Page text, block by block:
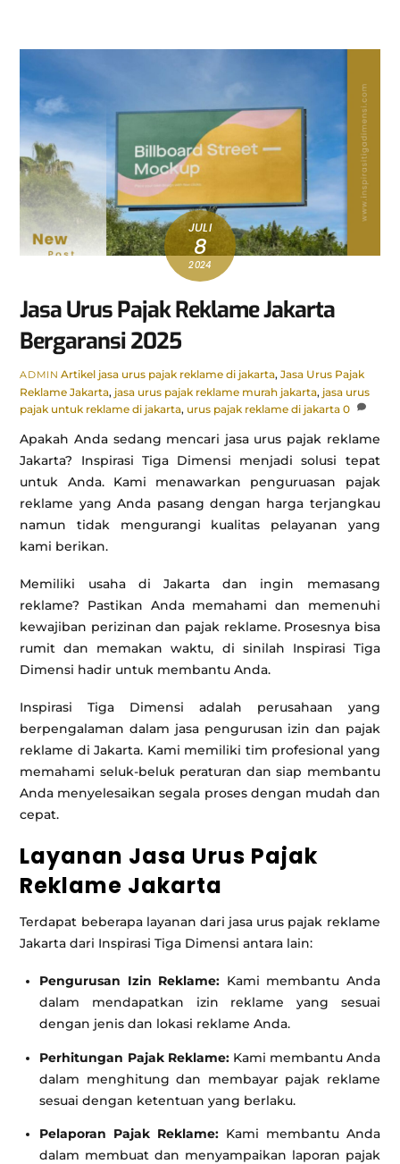
JULI
8
2024
Jasa Urus Pajak Reklame Jakarta
Bergaransi 2025
ADMIN Artikel jasa urus pajak reklame di jakarta,Jasa Urus Pajak
Reklame Jakarta, jasa urus pajak reklame murah jakarta, jasa urus
pajak untuk reklame di jakarta, urus pajak reklame di jakarta 0
Apakah Anda sedang mencari jasa urus pajak reklame
Jakarta? Inspirasi Tiga Dimensi menjadi solusi tepat
untuk Anda. Kami menawarkan penguruasan pajak
reklame yang Anda pasang dengan harga terjangkau
namun tidak mengurangi kualitas pelayanan yang
kami berikan.
Memiliki usaha di Jakarta dan ingin memasang
reklame? Pastikan Anda memahami dan memenuhi
kewajiban perizinan dan pajak reklame. Prosesnya bisa
rumit dan memakan waktu, di sinilah Inspirasi Tiga
Dimensi hadir untuk membantu Anda.
Inspirasi Tiga Dimensi adalah perusahaan yang
berpengalaman dalam jasa pengurusan izin dan pajak
reklame di Jakarta. Kami memiliki tim profesional yang
memahami seluk-beluk peraturan dan siap membantu
Anda menyelesaikan segala proses dengan mudah dan
cepat.
Layanan Jasa Urus Pajak
Reklame Jakarta
Terdapat beberapa layanan dari jasa urus pajak reklame
Jakarta dari Inspirasi Tiga Dimensi antara lain:
Pengurusan Izin Reklame: Kami membantu Anda
dalam mendapatkan izin reklame yang sesuai
dengan jenis dan lokasi reklame Anda.
Perhitungan Pajak Reklame:Kami membantu Anda
dalam menghitung dan membayar pajak reklame
sesuai dengan ketentuan yang berlaku.
Pelaporan Pajak Reklame: Kami membantu Anda
dalam membuat dan menyampaikan laporan pajak